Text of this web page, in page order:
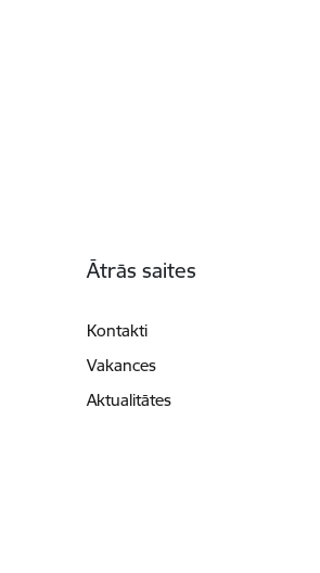
Ātrās saites
Kontakti
Vakances
Aktualitātes